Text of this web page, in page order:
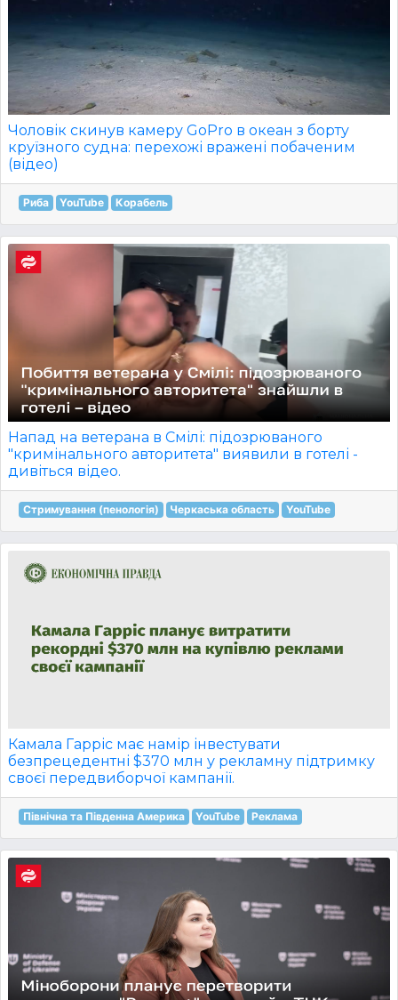
Чоловік скинув камеру GoPro в океан з борту
круїзного судна: перехожі вражені побаченим
(відео)
Риба YouTube Корабель
Напад на ветерана в Смілі: підозрюваного
"кримінального авторитета" виявили в готелі -
дивіться відео.
Стримування (пенологія) Черкаська область YouTube
Камала Гарріс має намір інвестувати
безпрецедентні $370 млн у рекламну підтримку
своєї передвиборчої кампанії.
Північна та Південна Америка YouTube Реклама